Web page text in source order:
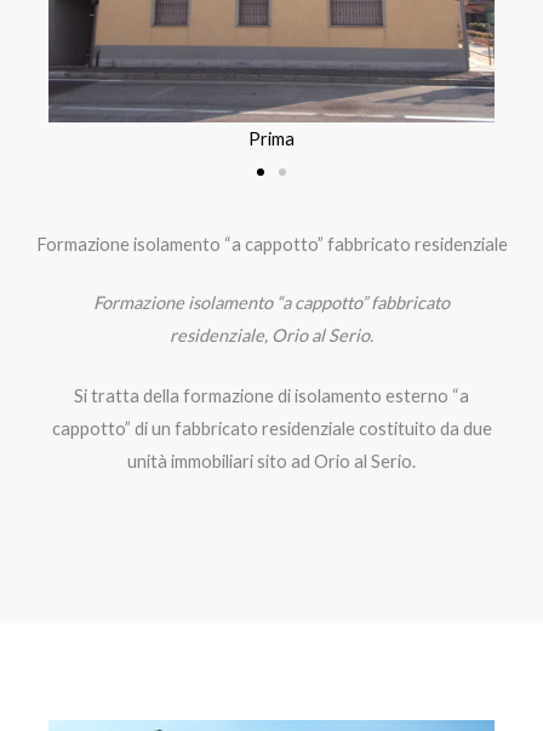
Formazione isolamento “a cappotto” fabbricato residenziale
Formazione isolamento “a cappotto” fabbricato
residenziale, Orio al Serio.
Si tratta della formazione di isolamento esterno “a
cappotto” di un fabbricato residenziale costituito da due
unità immobiliari sito ad Orio al Serio.
Prima